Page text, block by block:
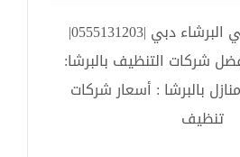
شركة تنظيف في البرشاء دبي |0555131203|
شركات التنظيف بالبرشا:
بالبرشا : أسعار شركات
تنظيف